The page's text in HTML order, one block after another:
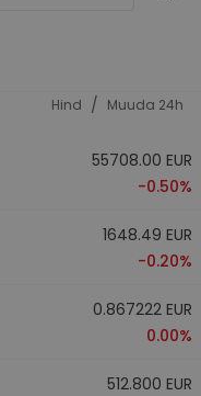
Hind / Muuda 24h
55708.00 EUR
-0.50%
1648.49 EUR
-0.20%
0.867222 EUR
0.00%
512.800 EUR